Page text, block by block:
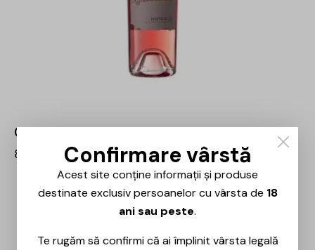
Crama Histria – Nikolaos – 0.75L
83,00 leiConfirmare vârstă
Acest site conține informații și produse
destinate exclusiv persoanelor cu vârsta de 18
ani sau peste.
Te rugăm să confirmi că ai împlinit vârsta legală